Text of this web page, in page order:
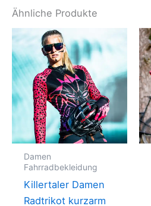
Ähnliche Produkte
Damen
Fahrradbekleidung
Killertaler Damen
Radtrikot kurzarm